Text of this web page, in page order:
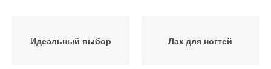
Идеальный выбор Лак для ногтей